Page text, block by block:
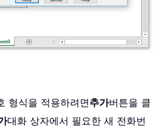
형식을 적용하려면추가버튼을 클
대화 상자에서 필요한 새 전화번